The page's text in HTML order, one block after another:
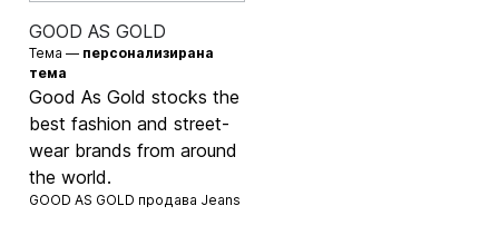
GOOD AS GOLD
Тема — персонализирана
тема
Good As Gold stocks the
best fashion and street-
wear brands from around
the world.
GOOD AS GOLD продава Jeans